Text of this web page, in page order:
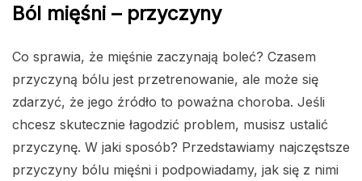
Ból mięśni – przyczyny
Co sprawia, że mięśnie zaczynają boleć? Czasem
przyczyną bólu jest przetrenowanie, ale może się
zdarzyć, że jego źródło to poważna choroba. Jeśli
chcesz skutecznie łagodzić problem, musisz ustalić
przyczynę. W jaki sposób? Przedstawiamy najczęstsze
przyczyny bólu mięśni i podpowiadamy, jak się z nimi